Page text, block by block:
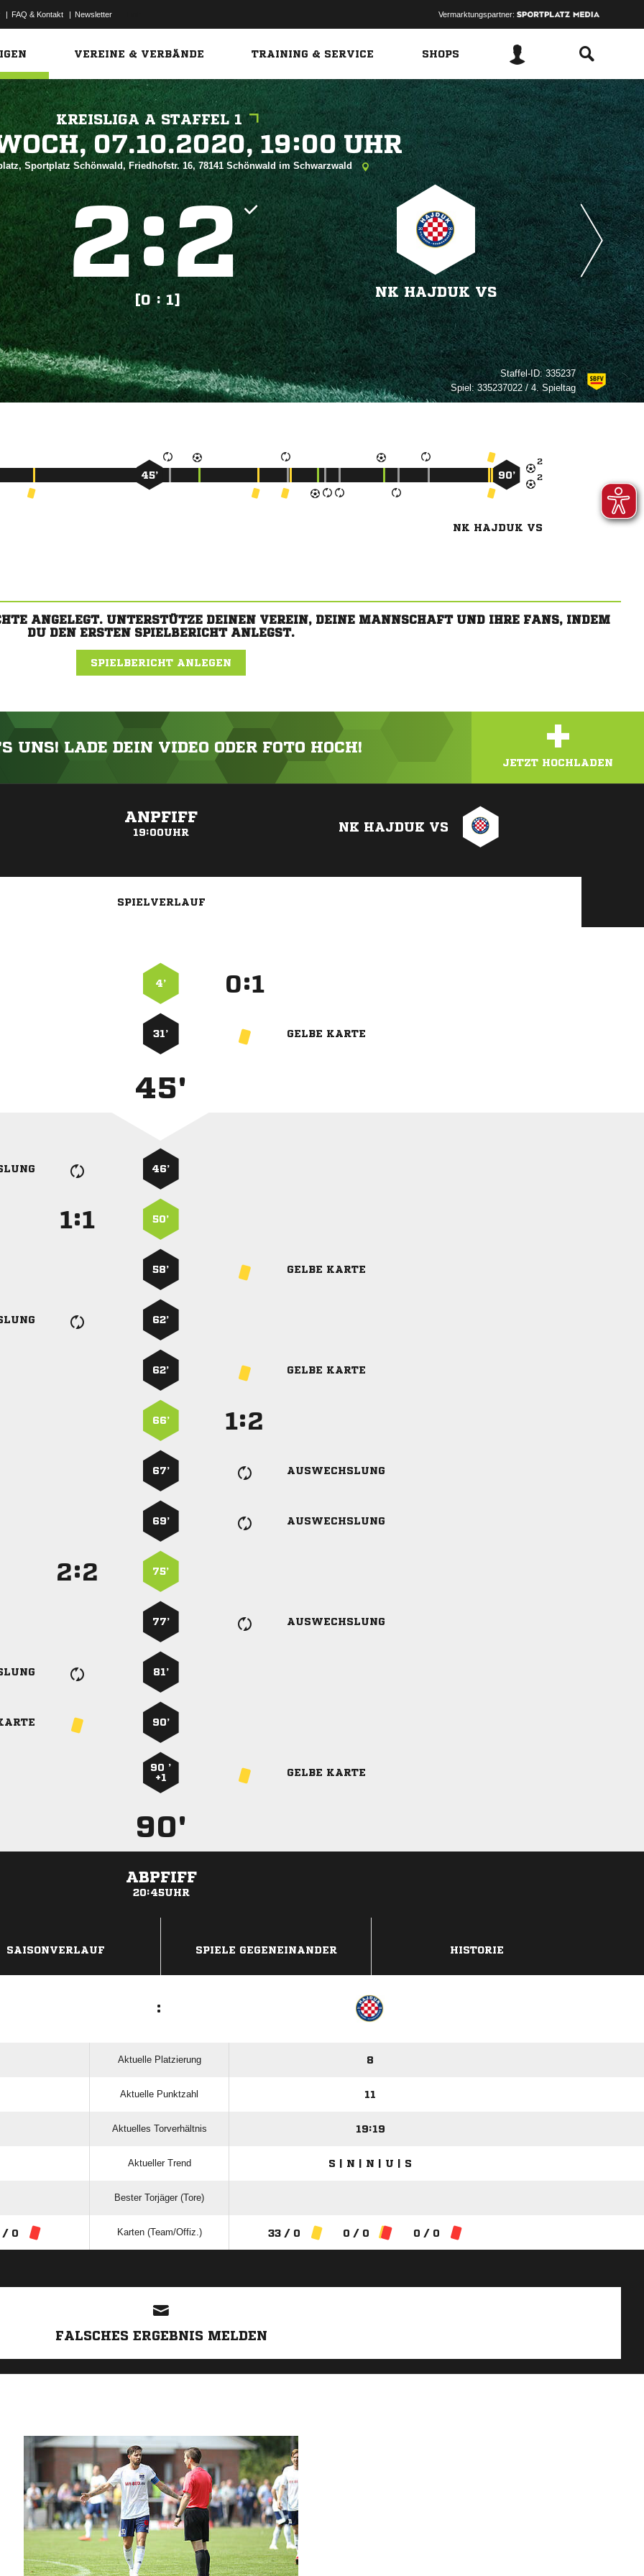
| FAQ & Kontakt | Newsletter Vermarktungspartner:
VEREINE & VERBÄNDE TRAINING & SERVICE SHOPS
KREISLIGA A STAFFEL 1
  
Sportplatz Schönwald, Friedhofstr. 16, 78141 Schönwald im Schwarzwald
:
[0 : 1]
NK HAJDUK VS
Staffel-ID:335237
Spiel:335237022 / 4. Spieltag


45’ 90’
NK HAJDUK VS
ANGELEGT. UNTERSTÜTZE DEINEN VEREIN, DEINE MANNSCHAFT UND IHRE FANS, INDEM
DU DEN ERSTEN SPIELBERICHT ANLEGST.
SPIELBERICHT ANLEGEN
UNS! LADE DEIN VIDEO ODER FOTO HOCH! +
JETZT HOCHLADEN
ANPFIFF
19:00UHR NK HAJDUK VS
SPIELVERLAUF
4’ :
31’ GELBE KARTE
45'
46’
: 50’
58’ GELBE KARTE
62’
62’ GELBE KARTE
66’ :
67’ AUSWECHSLUNG
69’ AUSWECHSLUNG
: 75’
77’ AUSWECHSLUNG
81’
90’
90 ’
+1
GELBE KARTE
90'
ABPFIFF
20:45UHR
SAISONVERLAUF SPIELE GEGENEINANDER HISTORIE
:
Aktuelle Platzierung 8
Aktuelle Punktzahl 11
Aktuelles Torverhältnis 19:19
Aktueller Trend S | N | N | U | S
Bester Torjäger (Tore)
/ 0 Karten (Team/Offiz.) 33 / 0 0 / 0 0 / 0
FALSCHES ERGEBNIS MELDEN